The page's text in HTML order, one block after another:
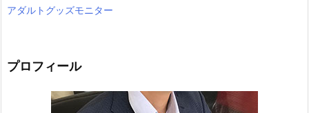
アダルトグッズモニター
プロフィール